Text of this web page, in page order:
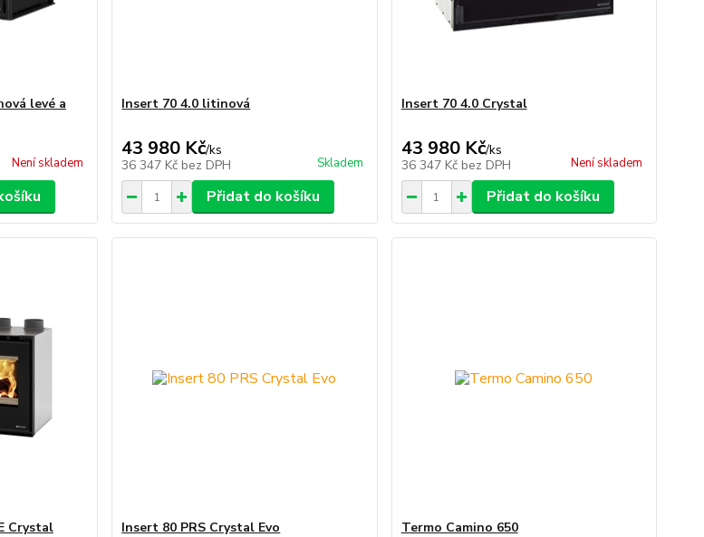
levé a
Není skladem
Insert 70 4.0 litinová
43 980 Kč/ks
36 347 Kč bez DPH Skladem
Přidat do košíku
Insert 70 4.0 Crystal
43 980 Kč/ks
36 347 Kč bez DPH Není skladem
Přidat do košíku
Crystal Insert 80 PRS Crystal Evo Termo Camino 650